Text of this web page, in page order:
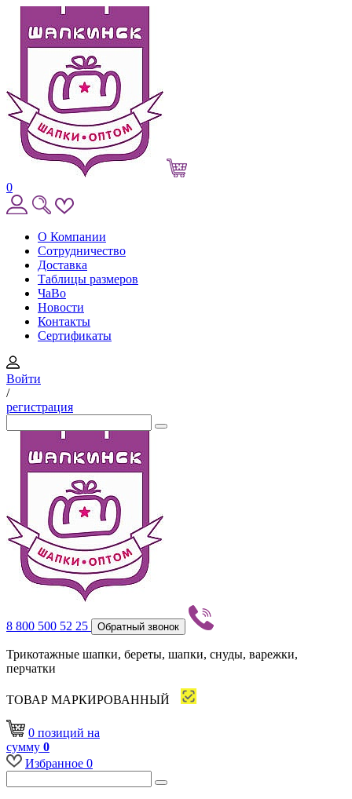
0
О Компании
Сотрудничество
Доставка
Таблицы размеров
ЧаВо
Новости
Контакты
Сертификаты
Войти
/
регистрация
8 800 500 52 25 Обратный звонок
Трикотажные шапки, береты, шапки, снуды, варежки,
перчатки
ТОВАР МАРКИРОВАННЫЙ
0 позиций на
сумму 0
Избранное 0